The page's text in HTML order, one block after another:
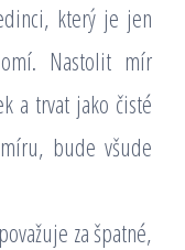
který je jen
Nastolit mír
a trvat jako čisté
bude všude
za špatné,